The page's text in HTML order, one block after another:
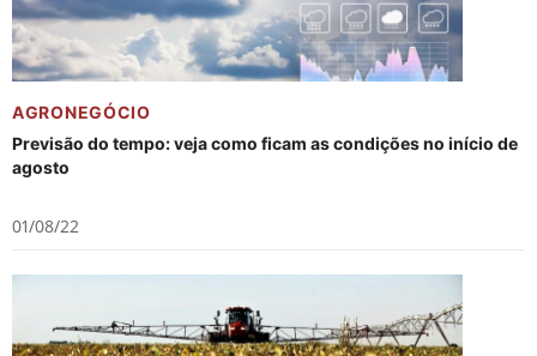
AGRONEGÓCIO
Previsão do tempo: veja como ficam as condições no início de
agosto
01/08/22